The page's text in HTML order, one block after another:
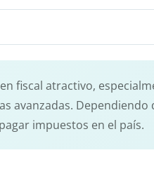
fiscal atractivo,
avanzadas.
impuestos en el país.